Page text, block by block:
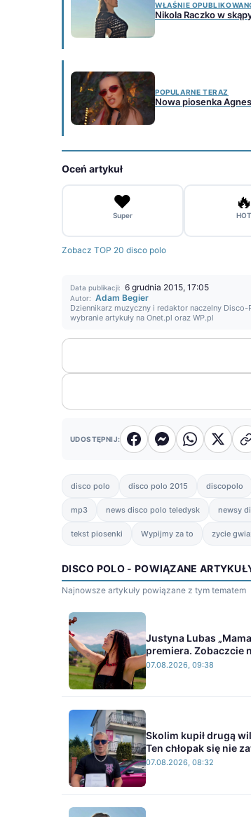
WŁAŚNIE
Nikola Raczko w
POPULARNE TERAZ
Nowa piosenka
Oceń artykuł
❤️
Super
🔥
HOT
Zobacz TOP 20 disco polo
Data publikacji: 6 grudnia 2015, 17:05
Autor: Adam Begier
Dziennikarz muzyczny i redaktor naczelny
wybranie artykuły na Onet.pl oraz WP.pl
UDOSTĘPNIJ:
disco polo disco polo 2015 discopolo
mp3 news disco polo teledysk newsy
tekst piosenki Wypijmy za to zycie
DISCO POLO - POWIĄZANE
Najnowsze artykuły powiązane z tym tematem
Justyna Lubas
premiera. Zobaczcie
07.08.2026, 09:38
Skolim kupił drugą
Ten chłopak się nie
07.08.2026, 08:32